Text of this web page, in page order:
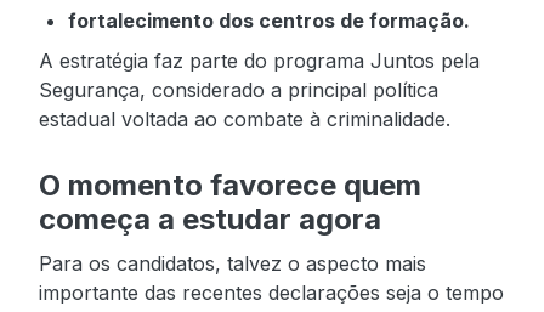
fortalecimento dos centros de formação.
A estratégia faz parte do programa Juntos pela
Segurança, considerado a principal política
estadual voltada ao combate à criminalidade.
O momento favorece quem
começa a estudar agora
Para os candidatos, talvez o aspecto mais
importante das recentes declarações seja o tempo